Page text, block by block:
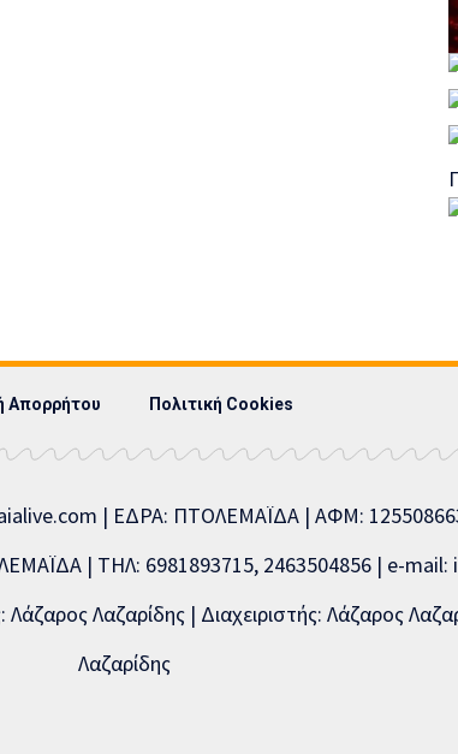
Απορρήτου Πολιτική Cookies
| ΕΔΡΑ: ΠΤΟΛΕΜΑΪΔΑ | ΑΦΜ:
| ΤΗΛ: 6981893715, 2463504856 | e-mail:
Λαζαρίδης | Διαχειριστής: Λάζαρος
Λαζαρίδης